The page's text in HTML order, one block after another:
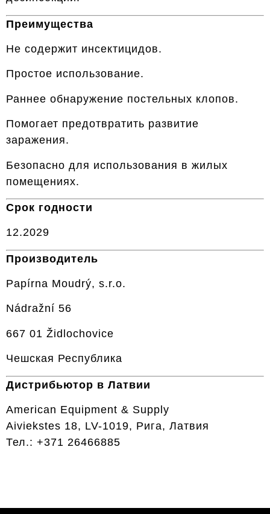
Преимущества
Не содержит инсектицидов.
Простое использование.
Раннее обнаружение постельных клопов.
Помогает предотвратить развитие
заражения.
Безопасно для использования в жилых
помещениях.
Срок годности
12.2029
Производитель
Papírna Moudrý, s.r.o.
Nádražní 56
667 01 Židlochovice
Чешская Республика
Дистрибьютор в Латвии
American Equipment & Supply
Aiviekstes 18, LV-1019, Рига, Латвия
Тел.: +371 26466885